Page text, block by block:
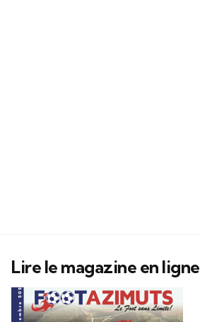
Lire le magazine en ligne